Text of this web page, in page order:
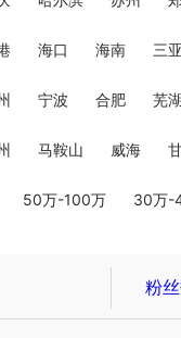
海口 海南 三
宁波 合肥 芜
马鞍山 威海
50万-100万 30万-
粉